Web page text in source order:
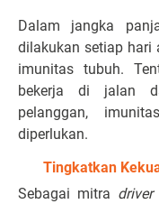
Dalam jangka
dilakukan setiap hari
imunitas tubuh.
bekerja di jalan
pelanggan,
diperlukan.
Tingkatkan
Sebagai mitra driver